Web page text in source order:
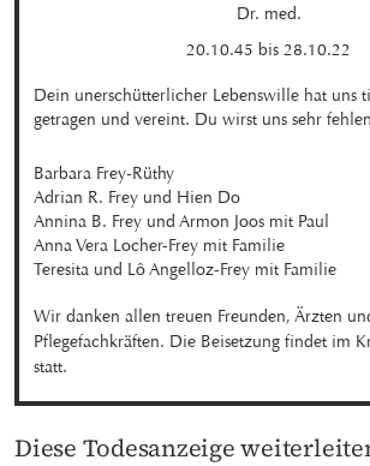
Dr. med.
20.10.45 bis28.10.22
Dein unerschütterlicher Lebenswille hat uns
getragen und vereint. Du wirst uns sehr
Barbara Frey-Rüthy
Adrian R. Frey und Hien Do
Annina B. Frey und Armon Joos mit Paul
Anna Vera Locher-Frey mit Familie
Teresita und Lô Angelloz-Frey mit Familie
Wir danken allen treuen Freunden, Ärzten
Pflegefachkräften. Die Beisetzung findet im
statt.
Diese Todesanzeige